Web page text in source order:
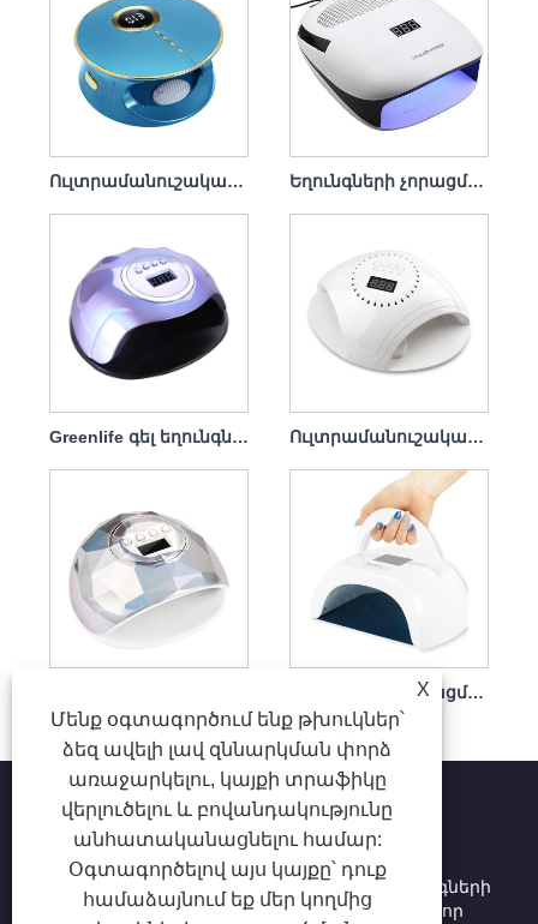
Ուլտրամանուշակագույն լամպ Պրոֆեսիոնալ եղունգների չորանոց 168 վտ Եղունգների չորացման լամպի փոշի հավաքող 140w 4 in1
Greenlife գել եղունգների չորանոց լամպ 120վտ Ուլտրամանուշակագույն լամպ Եղունգների չորանոց Լիցքավորիչով 86վտ
Եղունգների չորացման լամպ Սպիտակ բուժիչ արագ 80 վտ շարժական
X
Մենք օգտագործում ենք թխուկներ՝
ձեզ ավելի լավ զննարկման փորձ
առաջարկելու, կայքի տրաֆիկը
վերլուծելու և բովանդակությունը
անհատականացնելու համար:
Օգտագործելով այս կայքը՝ դուք
համաձայնում եք մեր կողմից
Հեղինակային իրավունք © 2025 Shenzhen Ruina
Optoelectronic Co., Ltd - Եղունգների լամպ, եղունգների
փորվածք, եղունգների փոշու կոլեկցիոներ. Բոլոր